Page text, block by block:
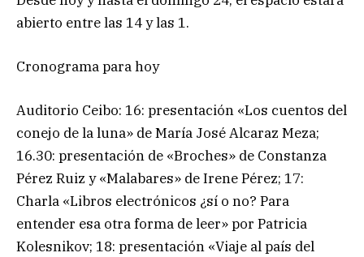
abierto entre las 14 y las 1.
Cronograma para hoy
Auditorio Ceibo: 16: presentación «Los cuentos del
conejo de la luna» de María José Alcaraz Meza;
16.30: presentación de «Broches» de Constanza
Pérez Ruiz y «Malabares» de Irene Pérez; 17:
Charla «Libros electrónicos ¿sí o no? Para
entender esa otra forma de leer» por Patricia
Kolesnikov; 18: presentación «Viaje al país del